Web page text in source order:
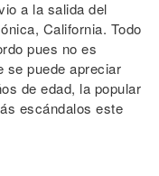
a la salida del
California. Todo
pues no es
se puede apreciar
de edad, la popular
escándalos este